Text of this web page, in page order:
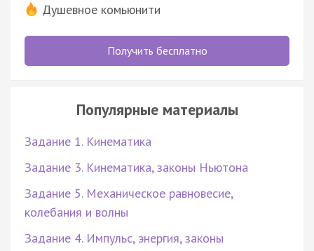
Душевное комьюнити
Получить бесплатно
Популярные материалы
Задание 1. Кинематика
Задание 3. Кинематика, законы Ньютона
Задание 5. Механическое равновесие,
колебания и волны
Задание 4. Импульс, энергия, законы